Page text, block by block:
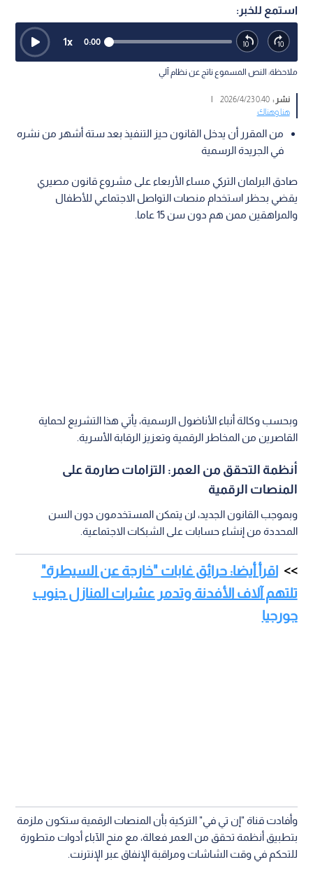
استمع للخبر:
0:00
1x
ملاحظة: النص المسموع ناتج عن نظام آلي
نشر :0:40 2026/4/23
|
هنا وهناك
من المقرر أن يدخل القانون حيز التنفيذ بعد ستة أشهر من نشره
في الجريدة الرسمية
صادق البرلمان التركي مساء الأربعاء على مشروع قانون مصيري
يقضي بحظر استخدام منصات التواصل الاجتماعي للأطفال
والمراهقين ممن هم دون سن 15 عاما.
وبحسب وكالة أنباء الأناضول الرسمية، يأتي هذا التشريع لحماية
القاصرين من المخاطر الرقمية وتعزيز الرقابة الأسرية.
أنظمة التحقق من العمر: التزامات صارمة على
المنصات الرقمية
وبموجب القانون الجديد، لن يتمكن المستخدمون دون السن
المحددة من إنشاء حسابات على الشبكات الاجتماعية.
اقرأ أيضا: حرائق غابات "خارجة عن السيطرة"
تلتهم آلاف الأفدنة وتدمر عشرات المنازل جنوب
جورجيا
وأفادت قناة "إن تي في" التركية بأن المنصات الرقمية ستكون ملزمة
بتطبيق أنظمة تحقق من العمر فعالة، مع منح الآباء أدوات متطورة
للتحكم في وقت الشاشات ومراقبة الإنفاق عبر الإنترنت.